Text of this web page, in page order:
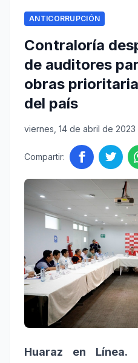
ANTICORRUPCIÓN
Contraloría
de auditores
obras
del país
viernes, 14 de abril de 2023
Compartir:
Huaraz en